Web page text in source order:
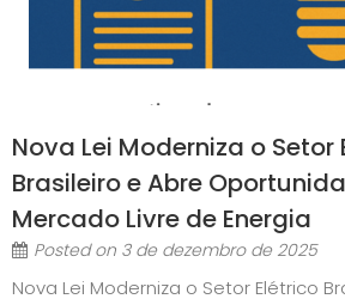
Nova Lei Moderniza o Setor
Brasileiro e Abre
Mercado Livre de Energia
Posted on 3 de dezembro de 2025
Nova Lei Moderniza o Setor Elétrico